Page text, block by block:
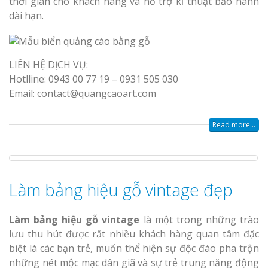
dài hạn.
LIÊN HỆ DỊCH VỤ:
Hotlline: 0943 00 77 19 – 0931 505 030
Email: contact@quangcaoart.com
Read more...
Làm bảng hiệu gỗ vintage đẹp
Làm bảng hiệu gỗ vintage là một trong những trào
lưu thu hút được rất nhiều khách hàng quan tâm đặc
biệt là các bạn trẻ, muốn thể hiện sự độc đáo pha trộn
những nét mộc mạc dân giã và sự trẻ trung năng động